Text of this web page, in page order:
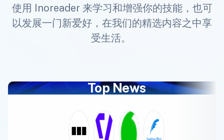
使用 Inoreader 来学习和增强你的技能，也可
以发展一门新爱好，在我们的精选内容之中享
受生活。
Top News